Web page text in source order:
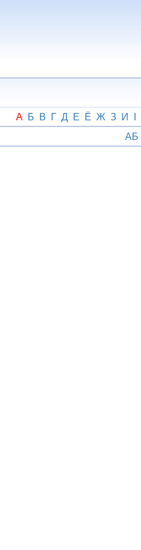
А Б В Г Д Е Ё Ж З И І
АБ